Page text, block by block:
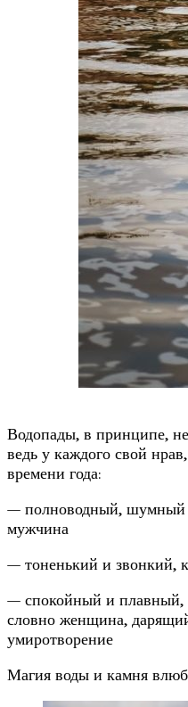
Водопады, в принципе,
ведь у каждого свой
времени года:
— полноводный, шумный
мужчина
— тоненький и звонкий,
— спокойный и плавный,
словно женщина,
умиротворение
Магия воды и камня